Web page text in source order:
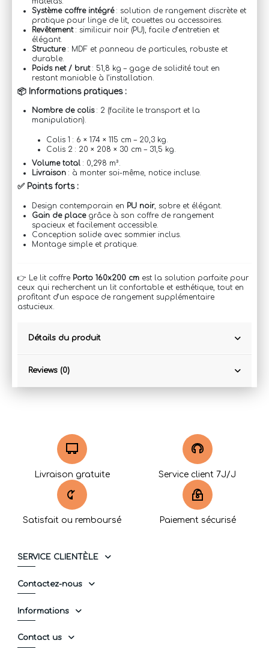
Système coffre intégré: solution de rangement discrète et
pratique pour linge de lit, couettes ou accessoires.
Revêtement: similicuir noir (PU), facile d’entretien et
élégant.
Structure: MDF et panneau de particules, robuste et
durable.
Poids net / brut: 51,8 kg – gage de solidité tout en
restant maniable à l’installation.
📦 Informations pratiques :
Nombre de colis: 2 (facilite le transport et la
manipulation).
Colis 1 : 6 × 174 × 115 cm – 20,3 kg.
Colis 2 : 20 × 208 × 30 cm – 31,5 kg.
Volume total : 0,298 m³.
Livraison : à monter soi-même, notice incluse.
✅ Points forts :
Design contemporain en PU noir, sobre et élégant.
Gain de placegrâce à son coffre de rangement
spacieux et facilement accessible.
Conception solide avec sommier inclus.
Montage simple et pratique.
👉 Le lit coffre Porto 160x200 cm est la solution parfaite pour
ceux qui recherchent un lit confortable et esthétique, tout en
profitant d’un espace de rangement supplémentaire
astucieux.
Détails du produit
Reviews (0)
Livraison gratuite Service client 7J/J
Satisfait ou remboursé Paiement sécurisé
SERVICE CLIENTÈLE
Contactez-nous
Informations
Contact us